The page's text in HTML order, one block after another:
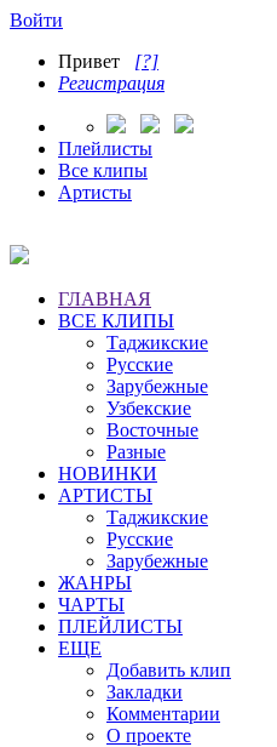
Войти
Привет [?]
Регистрация
Плейлисты
Все клипы
Артисты
ГЛАВНАЯ
ВСЕ КЛИПЫ
Таджикские
Русские
Зарубежные
Узбекские
Восточные
Разные
НОВИНКИ
АРТИСТЫ
Таджикские
Русские
Зарубежные
ЖАНРЫ
ЧАРТЫ
ПЛЕЙЛИСТЫ
ЕЩЕ
Добавить клип
Закладки
Комментарии
О проекте